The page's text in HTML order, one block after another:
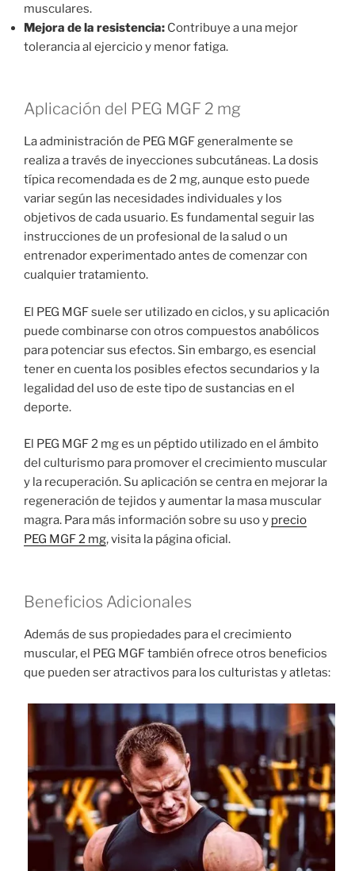
musculares.
Mejora de la resistencia: Contribuye a una mejor
tolerancia al ejercicio y menor fatiga.
Aplicación del PEG MGF 2 mg
La administración de PEG MGF generalmente se
realiza a través de inyecciones subcutáneas. La dosis
típica recomendada es de 2 mg, aunque esto puede
variar según las necesidades individuales y los
objetivos de cada usuario. Es fundamental seguir las
instrucciones de un profesional de la salud o un
entrenador experimentado antes de comenzar con
cualquier tratamiento.
El PEG MGF suele ser utilizado en ciclos, y su aplicación
puede combinarse con otros compuestos anabólicos
para potenciar sus efectos. Sin embargo, es esencial
tener en cuenta los posibles efectos secundarios y la
legalidad del uso de este tipo de sustancias en el
deporte.
El PEG MGF 2 mg es un péptido utilizado en el ámbito
del culturismo para promover el crecimiento muscular
y la recuperación. Su aplicación se centra en mejorar la
regeneración de tejidos y aumentar la masa muscular
magra. Para más información sobre su uso y precio
PEG MGF 2 mg, visita la página oficial.
Beneficios Adicionales
Además de sus propiedades para el crecimiento
muscular, el PEG MGF también ofrece otros beneficios
que pueden ser atractivos para los culturistas y atletas: